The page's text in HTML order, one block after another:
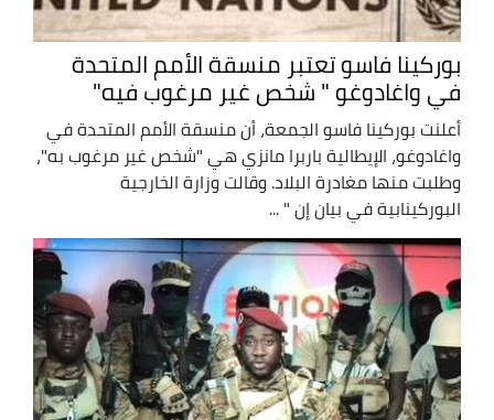
بوركينا فاسو تعتبر منسقة الأمم المتحدة
في واغادوغو " شخص غير مرغوب فيه"
أعلنت بوركينا فاسو الجمعة، أن منسقة الأمم المتحدة في
واغادوغو، الإيطالية باربرا مانزي هي "شخص غير مرغوب به"،
وطلبت منها مغادرة البلاد. وقالت وزارة الخارجية
البوركينابية في بيان إن " ...